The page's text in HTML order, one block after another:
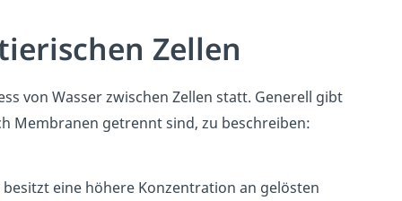
Zellen
von Wasser zwischen Zellen statt. Generell gibt
Membranen getrennt sind, zu beschreiben:
eine höhere Konzentration an gelösten